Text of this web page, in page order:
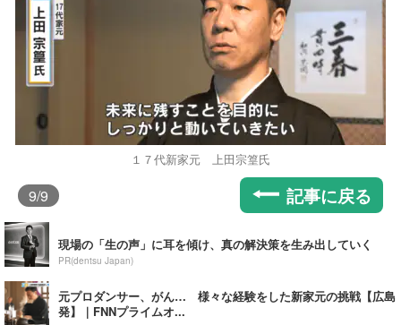
１７代新家元 上田宗篁氏
9/9 記事に戻る
現場の「生の声」に耳を傾け、真の解決策を生み出していく
PR(dentsu Japan)
元プロダンサー、がん… 様々な経験をした新家元の挑戦【広島
発】｜FNNプライムオ...